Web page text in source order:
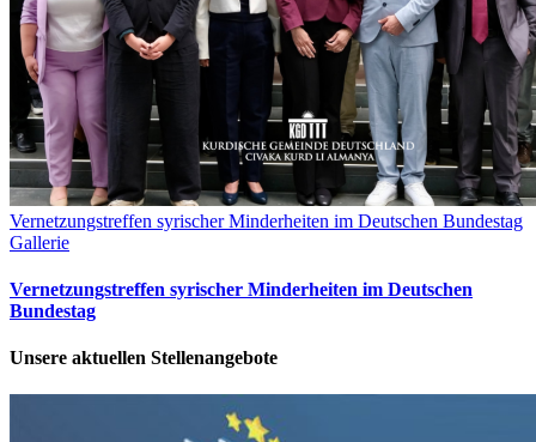
Vernetzungstreffen syrischer Minderheiten im Deutschen Bundestag
Gallerie
Vernetzungstreffen syrischer Minderheiten im Deutschen
Bundestag
Unsere aktuellen Stellenangebote